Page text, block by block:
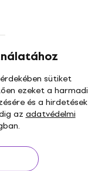
sütiket
ezeket a
és a hirdetések
azadatvédelmi